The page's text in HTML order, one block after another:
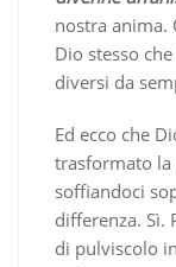
nostra anima.
Dio stesso
diversi da
Ed ecco che
trasformato
soffiandoci
differenza. Sì.
di pulviscolo